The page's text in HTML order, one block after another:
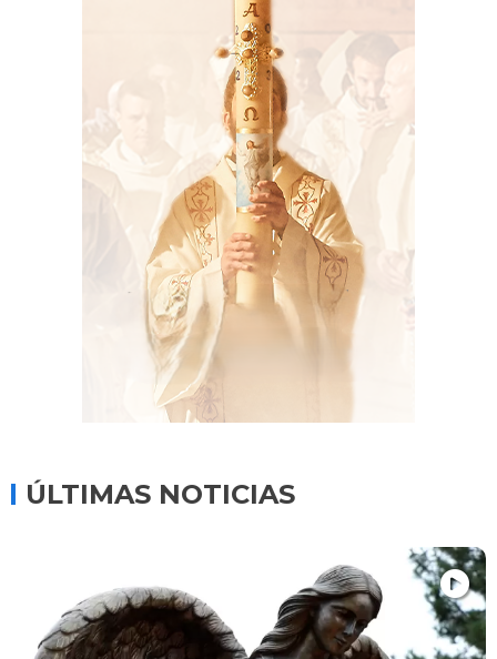
ÚLTIMAS NOTICIAS